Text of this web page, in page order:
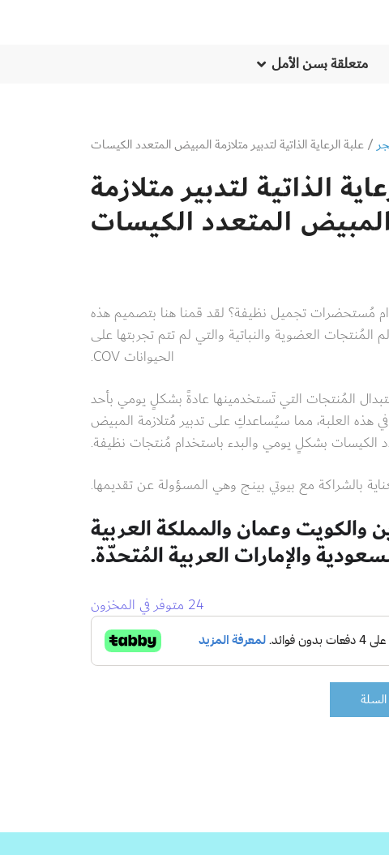
متعلقة بسن الأمل
/علبة الرعاية الذاتية لتدبير متلازمة المبيض المتعدد الكيسات
الذاتية لتدبير متلازمة
المبيض المتعدد الكيسات
مُستحضرات تجميل نظيفة؟ لقد قمنا هنا بتصميم هذه
المُنتجات العضوية والنباتية والتي لم تتم تجربتها على
الحيوانات COV.
المُنتجات التي تَستخدمينها عادةً بشكلٍ يومي بأحد
هذه العلبة، مما سيُساعدكِ على تدبيرمُتلازمة المبيض
الكيسات بشكلٍ يومي والبدء باستخدام مُنتجات نظيفة.
بالشراكة مع بيوتي بينج وهي المسؤولة عن تقديمها.
والكويت وعمان والمملكة العربية
والإمارات العربية المُتحدّة.
24 متوفر في المخزون